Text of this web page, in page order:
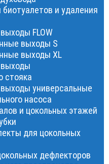
и удаления
FLOW
выходы S
выходы XL
стояка
универсальные
насоса
и цокольных этажей
для цокольных
дефлекторов